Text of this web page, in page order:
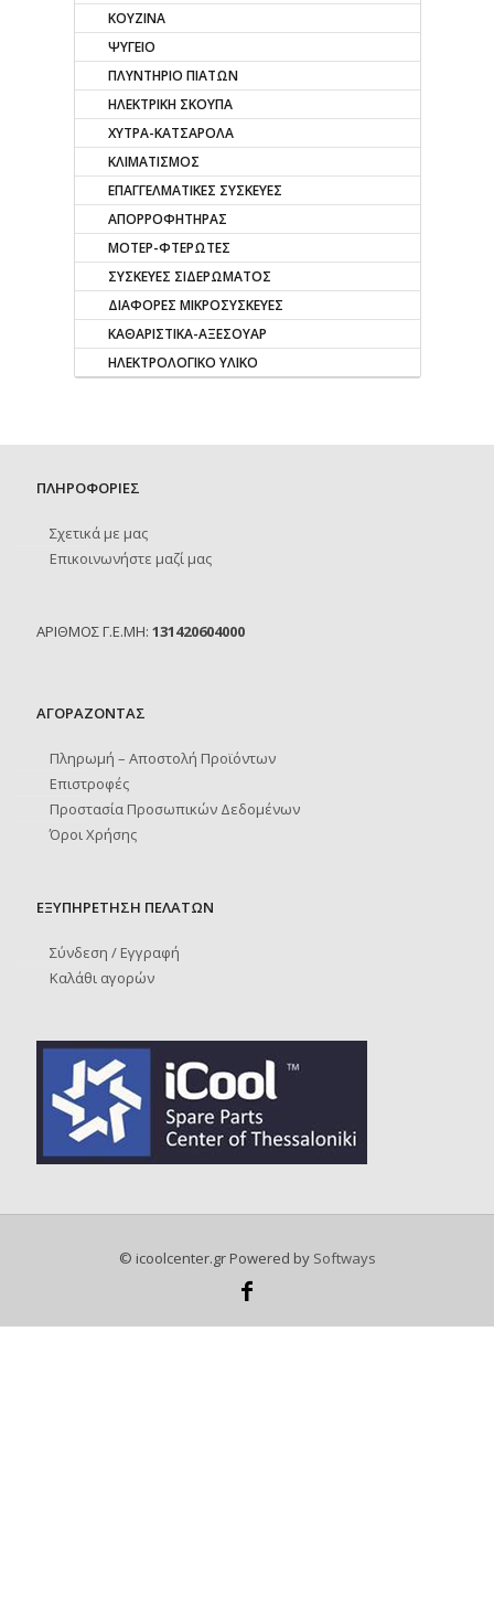
ΚΟΥΖΙΝΑ
ΨΥΓΕΙΟ
ΠΛΥΝΤΗΡΙΟ ΠΙΑΤΩΝ
ΗΛΕΚΤΡΙΚΗ ΣΚΟΥΠΑ
ΧΥΤΡΑ-ΚΑΤΣΑΡΟΛΑ
ΚΛΙΜΑΤΙΣΜΟΣ
ΕΠΑΓΓΕΛΜΑΤΙΚΕΣ ΣΥΣΚΕΥΕΣ
ΑΠΟΡΡΟΦΗΤΗΡΑΣ
ΜΟΤΕΡ-ΦΤΕΡΩΤΕΣ
ΣΥΣΚΕΥΕΣ ΣΙΔΕΡΩΜΑΤΟΣ
ΔΙΑΦΟΡΕΣ ΜΙΚΡΟΣΥΣΚΕΥΕΣ
ΚΑΘΑΡΙΣΤΙΚΑ-ΑΞΕΣΟΥΑΡ
ΗΛΕΚΤΡΟΛΟΓΙΚΟ ΥΛΙΚΟ
ΠΛΗΡΟΦΟΡΙΕΣ
Σχετικά με μας
Επικοινωνήστε μαζί μας
ΑΡΙΘΜΟΣ Γ.Ε.ΜΗ: 131420604000
ΑΓΟΡΑΖΟΝΤΑΣ
Πληρωμή – Αποστολή Προϊόντων
Επιστροφές
Προστασία Προσωπικών Δεδομένων
Όροι Χρήσης
ΕΞΥΠΗΡΕΤΗΣΗ ΠΕΛΑΤΩΝ
Σύνδεση / Εγγραφή
Καλάθι αγορών
© icoolcenter.gr Powered by Softways